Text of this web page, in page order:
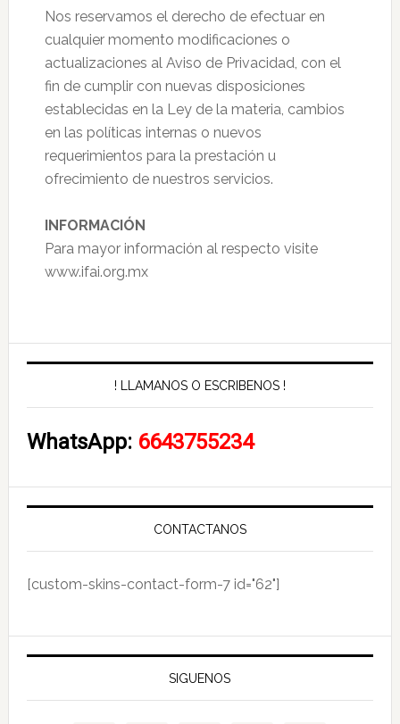
Nos reservamos el derecho de efectuar en
cualquier momento modificaciones o
actualizaciones al Aviso de Privacidad, con el
fin de cumplir con nuevas disposiciones
establecidas en la Ley de la materia, cambios
en las políticas internas o nuevos
requerimientos para la prestación u
ofrecimiento de nuestros servicios.
INFORMACIÓN
Para mayor información al respecto visite
www.ifai.org.mx
! LLAMANOS O ESCRIBENOS !
WhatsApp: 6643755234
CONTACTANOS
[custom-skins-contact-form-7 id="62"]
SIGUENOS